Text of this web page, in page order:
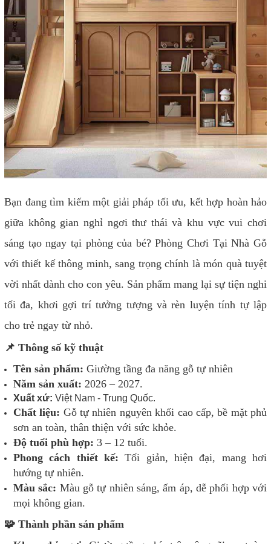
Bạn đang tìm kiếm một giải pháp tối ưu, kết hợp hoàn hảo
giữa không gian nghỉ ngơi thư thái và khu vực vui chơi
sáng tạo ngay tại phòng của bé? Phòng Chơi Tại Nhà Gỗ
với thiết kế thông minh, sang trọng chính là món quà tuyệt
vời nhất dành cho con yêu. Sản phẩm mang lại sự tiện nghi
tối đa, khơi gợi trí tưởng tượng và rèn luyện tính tự lập
cho trẻ ngay từ nhỏ.
📌 Thông số kỹ thuật
Tên sản phẩm: Giường tầng đa năng gỗ tự nhiên
Năm sản xuất: 2026 – 2027.
Xuất xứ: Việt Nam - Trung Quốc.
Chất liệu: Gỗ tự nhiên nguyên khối cao cấp, bề mặt phủ
sơn an toàn, thân thiện với sức khỏe.
Độ tuổi phù hợp: 3 – 12 tuổi.
Phong cách thiết kế: Tối giản, hiện đại, mang hơi
hướng tự nhiên.
Màu sắc: Màu gỗ tự nhiên sáng, ấm áp, dễ phối hợp với
mọi không gian.
🧩 Thành phần sản phẩm